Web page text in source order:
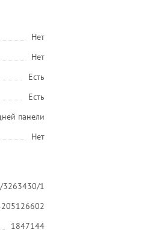
Нет
Нет
Есть
Есть
панели
Нет
3263430/1
1847144